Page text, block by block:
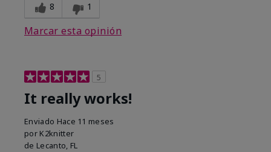
8 1
Marcar esta opinión
5
It really works!
Enviado Hace 11 meses
por K2knitter
de Lecanto, FL